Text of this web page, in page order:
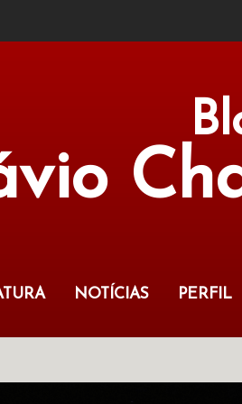
NOTÍCIAS PERFIL